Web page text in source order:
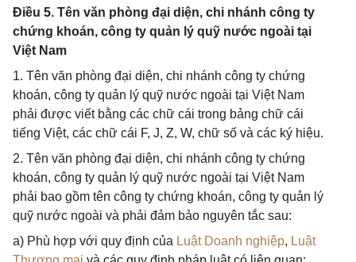
Điều 5. Tên văn phòng đại diện, chi nhánh công ty
chứng khoán, công ty quản lý quỹ nước ngoài tại
Việt Nam
1. Tên văn phòng đại diện, chi nhánh công ty chứng
khoán, công ty quản lý quỹ nước ngoài tại Việt Nam
phải được viết bằng các chữ cái trong bảng chữ cái
tiếng Việt, các chữ cái F, J, Z, W, chữ số và các ký hiệu.
2. Tên văn phòng đại diện, chi nhánh công ty chứng
khoán, công ty quản lý quỹ nước ngoài tại Việt Nam
phải bao gồm tên công ty chứng khoán, công ty quản lý
quỹ nước ngoài và phải đảm bảo nguyên tắc sau:
a) Phù hợp với quy định của Luật Doanh nghiệp, Luật